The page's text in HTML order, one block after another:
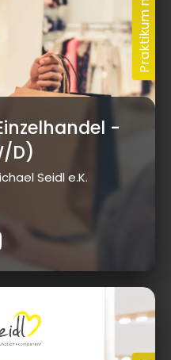
-
D)
Seidl e.K.